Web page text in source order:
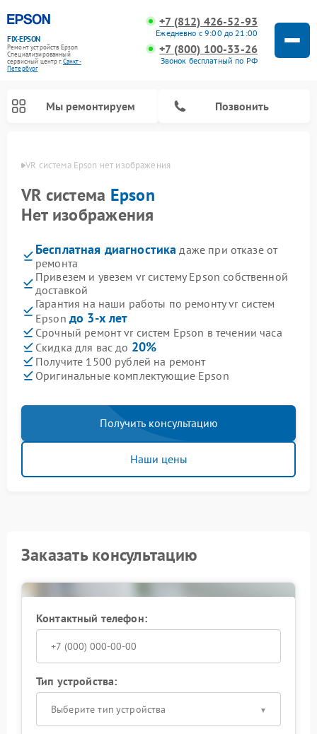
FIX-EPSON
Ремонт устройств Epson
Специализированный
cервисный центр г.Санкт-
Петербург
+7 (812) 426-52-93
Ежедневно с 9:00 до 21:00
+7 (800) 100-33-26
Звонок бесплатный по РФ
Мы ремонтируем Позвонить
VR система Epson нет изображения
VR система Epson
Нет изображения
Бесплатная диагностика даже при отказе от
ремонта
Привезем и увезем vr систему Epson собственной
доставкой
Гарантия на наши работы по ремонту vr систем
Epson до 3-х лет
Срочный ремонт vr систем Epson в течении часа
Скидка для вас до 20%
Получите 1500 рублей на ремонт
Оригинальные комплектующие Epson
Получить консультацию
Наши цены
Заказать консультацию
Контактный телефон:
Тип устройства:
Выберите тип устройства